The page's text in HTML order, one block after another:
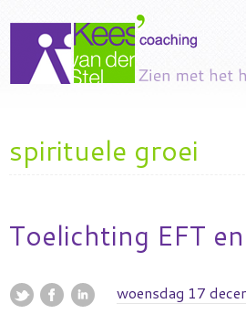
spirituele groei
Toelichting EFT
woensdag 17